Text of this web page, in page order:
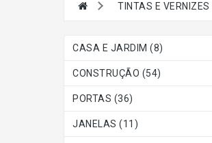
TINTAS E VERNIZES
CASA E JARDIM (8)
CONSTRUÇÃO (54)
PORTAS (36)
JANELAS (11)